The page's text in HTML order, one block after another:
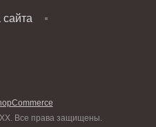
сайта
Все права защищены.